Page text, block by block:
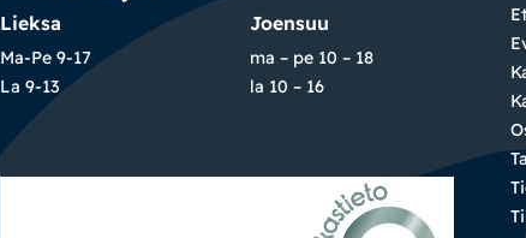
Lieksa
Ma-Pe 9-17
La 9-13
Joensuu
ma – pe 10 – 18
la 10 – 16